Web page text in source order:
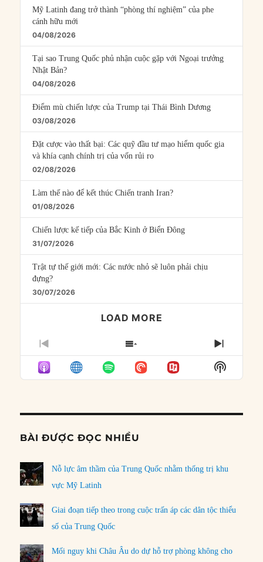
Mỹ Latinh đang trở thành “phòng thí nghiệm” của phe
cánh hữu mới
04/08/2026
Tại sao Trung Quốc phủ nhận cuộc gặp với Ngoại trưởng
Nhật Bản?
04/08/2026
Điểm mù chiến lược của Trump tại Thái Bình Dương
03/08/2026
Đặt cược vào thất bại: Các quỹ đầu tư mạo hiểm quốc gia
và khía cạnh chính trị của vốn rủi ro
02/08/2026
Làm thế nào để kết thúc Chiến tranh Iran?
01/08/2026
Chiến lược kế tiếp của Bắc Kinh ở Biển Đông
31/07/2026
Trật tự thế giới mới: Các nước nhỏ sẽ luôn phải chịu
đựng?
30/07/2026
LOAD MORE
PREVIOUS
EPISODE
SHOW
EPISODES
LIST
NEXT
Show
Podcast
BÀI ĐƯỢC ĐỌC NHIỀU
Nỗ lực âm thầm của Trung Quốc nhằm thống trị khu
vực Mỹ Latinh
Giai đoạn tiếp theo trong cuộc trấn áp các dân tộc thiểu
số của Trung Quốc
Mối nguy khi Châu Âu do dự hỗ trợ phòng không cho